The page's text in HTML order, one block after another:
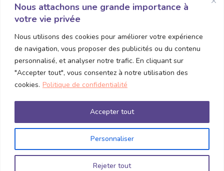
Nous attachons une grande importance à
votre vie privée
Nous utilisons des cookies pour améliorer votre expérience
de navigation, vous proposer des publicités ou du contenu
personnalisé, et analyser notre trafic. En cliquant sur
"Accepter tout", vous consentez à notre utilisation des
cookies. Politique de confidentialité
Personnaliser
Rejeter tout
Accepter tout
1135 Grande Allée O Bureau 310
Québec, Quebec G1S 1E7
contact@connexence.com
(418) 380-5815
Connexence, All Rights Reserved